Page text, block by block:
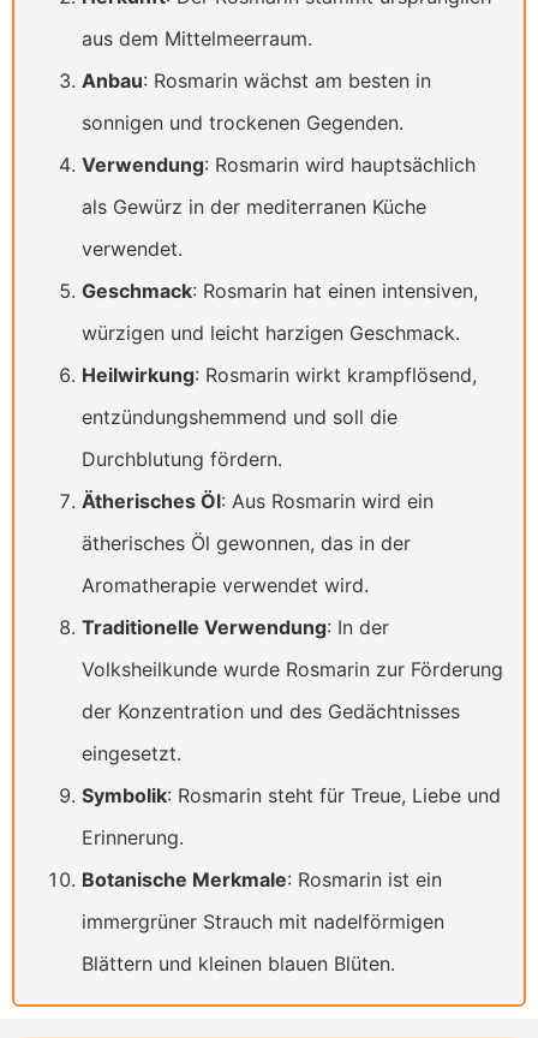
aus dem Mittelmeerraum.
Anbau: Rosmarin wächst am besten in
sonnigen und trockenen Gegenden.
Verwendung: Rosmarin wird hauptsächlich
als Gewürz in der mediterranen Küche
verwendet.
Geschmack: Rosmarin hat einen intensiven,
würzigen und leicht harzigen Geschmack.
Heilwirkung: Rosmarin wirkt krampflösend,
entzündungshemmend und soll die
Durchblutung fördern.
Ätherisches Öl: Aus Rosmarin wird ein
ätherisches Öl gewonnen, das in der
Aromatherapie verwendet wird.
Traditionelle Verwendung: In der
Volksheilkunde wurde Rosmarin zur Förderung
der Konzentration und des Gedächtnisses
eingesetzt.
Symbolik: Rosmarin steht für Treue, Liebe und
Erinnerung.
Botanische Merkmale: Rosmarin ist ein
immergrüner Strauch mit nadelförmigen
Blättern und kleinen blauen Blüten.